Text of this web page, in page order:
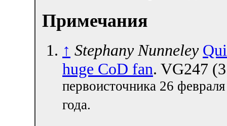
Примечания
↑ Stephany Nunneley
huge CoD fan. VG247
первоисточника 26
года.